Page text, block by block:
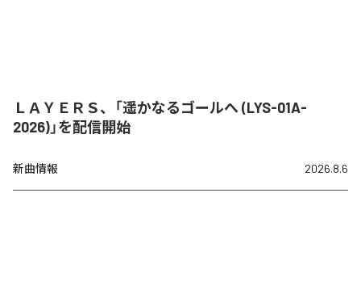
ＬＡＹＥＲＳ、「遥かなるゴールへ (LYS-01A-
2026)」を配信開始
新曲情報 2026.8.6